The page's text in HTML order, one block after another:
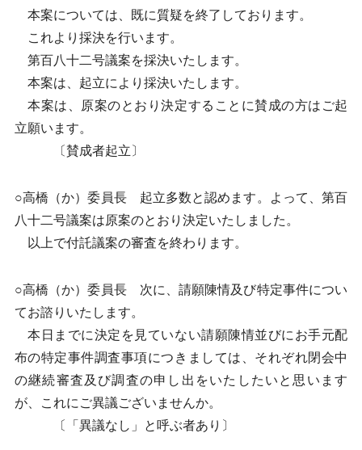
本案については、既に質疑を終了しております。
これより採決を行います。
第百八十二号議案を採決いたします。
本案は、起立により採決いたします。
本案は、原案のとおり決定することに賛成の方はご起
立願います。
〔賛成者起立〕
○高橋（か）委員長 起立多数と認めます。よって、第百
八十二号議案は原案のとおり決定いたしました。
以上で付託議案の審査を終わります。
○高橋（か）委員長 次に、請願陳情及び特定事件につい
てお諮りいたします。
本日までに決定を見ていない請願陳情並びにお手元配
布の特定事件調査事項につきましては、それぞれ閉会中
の継続審査及び調査の申し出をいたしたいと思います
が、これにご異議ございませんか。
〔「異議なし」と呼ぶ者あり〕